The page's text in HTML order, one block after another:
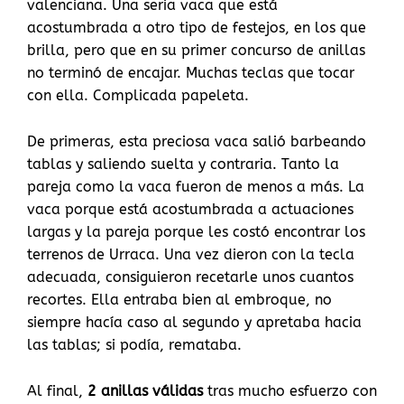
valenciana. Una seria vaca que está
acostumbrada a otro tipo de festejos, en los que
brilla, pero que en su primer concurso de anillas
no terminó de encajar. Muchas teclas que tocar
con ella. Complicada papeleta.
De primeras, esta preciosa vaca salió barbeando
tablas y saliendo suelta y contraria. Tanto la
pareja como la vaca fueron de menos a más. La
vaca porque está acostumbrada a actuaciones
largas y la pareja porque les costó encontrar los
terrenos de Urraca. Una vez dieron con la tecla
adecuada, consiguieron recetarle unos cuantos
recortes. Ella entraba bien al embroque, no
siempre hacía caso al segundo y apretaba hacia
las tablas; si podía, remataba.
Al final, 2 anillas válidastras mucho esfuerzo con